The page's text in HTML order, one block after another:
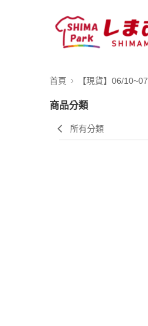
首頁 【現貨】06/
商品分類
所有分類